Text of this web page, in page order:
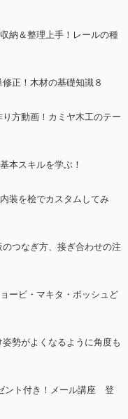
納＆整理上手！レールの種
正！木材の基礎知識８
方動画！カミヤ木工のテー
本スキルを学ぶ！
装を桧でカスタムしてみ
つなぎ方、接ぎ合わせの注
ービ・マキタ・ボッシュど
勢がよくなるように角度も
ント付き！メール講座 登